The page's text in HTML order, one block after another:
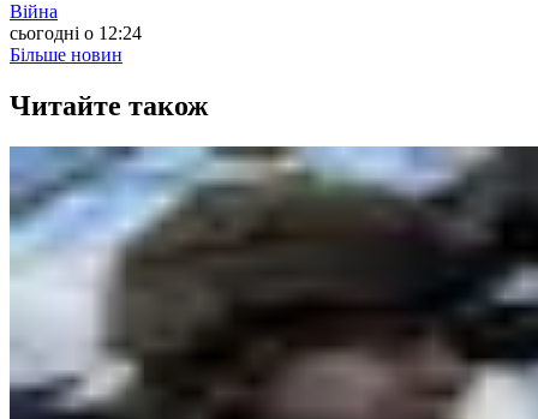
Війна
сьогодні о 12:24
Більше новин
Читайте також